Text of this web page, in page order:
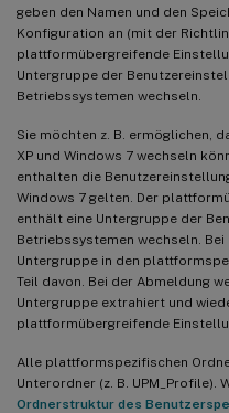
geben den Namen und den
Konfiguration an (mit der
plattformübergreifende
Untergruppe der
Betriebssystemen wechseln.
Sie möchten z. B. ermöglichen,
XP und Windows 7 wechseln
enthalten die
Windows 7 gelten. Der
enthält eine Untergruppe der
Betriebssystemen wechseln.
Untergruppe in den
Teil davon. Bei der Abmeldung
Untergruppe extrahiert und
plattformübergreifende
Alle plattformspezifischen
Unterordner (z. B.
Ordnerstruktur des